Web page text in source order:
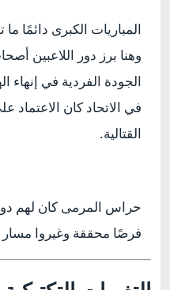
المباريات الكبرى دائمًا
وهنا برز دور اللاعبين
الجودة الفردية في إنهاء
في الاتحاد كان الاعتماد
القتالية.
حراس المرمى كان لهم
فرصًا محققة وغيروا